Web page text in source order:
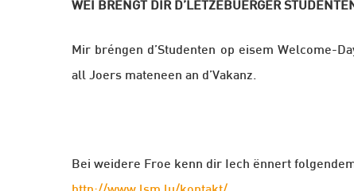
WÉI BRÉNGT DIR D’LËTZEBUERGER
Mir bréngen d’Studenten op eisem Welcome-
all Joers mateneen an d’Vakanz.
Bei weidere Froe kenn dir Iech ënnert